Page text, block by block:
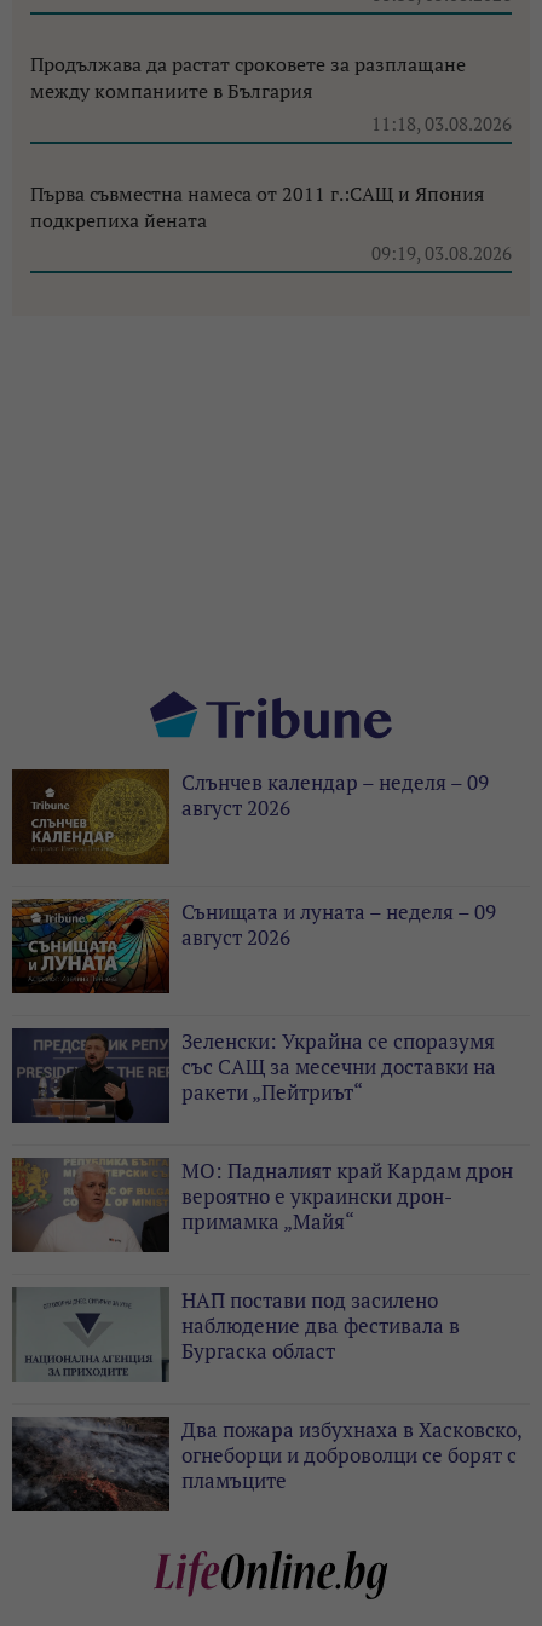
Продължава да растат сроковете за разплащане
между компаниите в България
11:18, 03.08.2026
Първа съвместна намеса от 2011 г.:САЩ и Япония
подкрепиха йената
09:19, 03.08.2026
Слънчев календар – неделя – 09
август 2026
Сънищата и луната – неделя – 09
август 2026
Зеленски: Украйна се споразумя
със САЩ за месечни доставки на
ракети „Пейтриът“
МО: Падналият край Кардам дрон
вероятно е украински дрон-
примамка „Майя“
НАП постави под засилено
наблюдение два фестивала в
Бургаска област
Два пожара избухнаха в Хасковско,
огнеборци и доброволци се борят с
пламъците